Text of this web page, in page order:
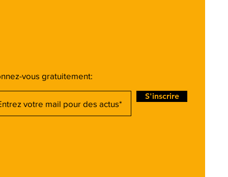
vous gratuitement:
S'inscrire